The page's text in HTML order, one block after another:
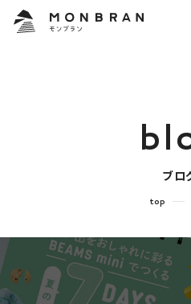
bl
ブロ
top